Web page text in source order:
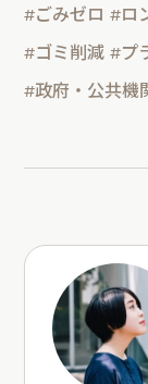
#ごみゼロ #ロ
#ゴミ削減 #プ
#政府・公共機